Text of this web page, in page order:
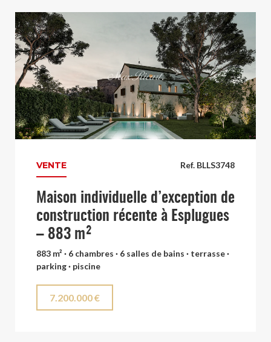
Ref. BLLS3748
VENTE
Maison individuelle d’exception de
construction récente à Esplugues
– 883 m²
883 m² · 6 chambres · 6 salles de bains · terrasse ·
parking · piscine
7.200.000 €